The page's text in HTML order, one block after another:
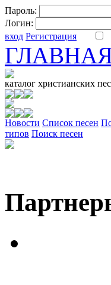
Пароль:
Логин:
вход Регистрация
каталог христианских
Новости Cписок песен
типов Поиск песен